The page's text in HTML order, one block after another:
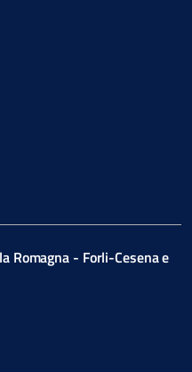
Romagna - Forli-Cesena e